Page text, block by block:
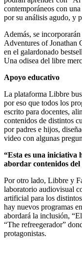
contemporáneos con
por su análisis agudo, y
Además, se
Adventures of Jonathan
en el galardonado
Una odisea del libre
Apoyo educativo
La plataforma Libbre
por eso que todos los
escrito para docentes,
contenidos de distintos
por padres e hijos,
video con algunas
“Esta es una iniciativa
abordar contenidos
Por otro lado, Libbre y
laboratorio audiovisual
artificial para los
hay nuevos programas
abordará la inclusión,
“The refreegerador”
protagonistas.